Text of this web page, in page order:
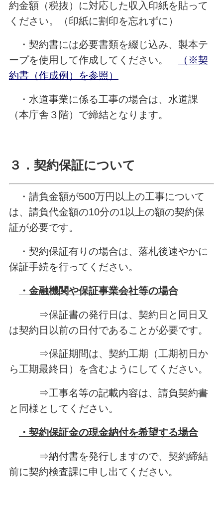
約金額（税抜）に対応した収入印紙を貼って
ください。（印紙に割印を忘れずに）
・契約書には必要書類を綴じ込み、製本テ
ープを使用して作成してください。
（※契
約書（作成例）を参照）
・水道事業に係る工事の場合は、水道課
（本庁舎３階）で締結となります。
３．契約保証について
・請負金額が500万円以上の工事について
は、請負代金額の10分の1以上の額の契約保
証が必要です。
・契約保証有りの場合は、落札後速やかに
保証手続を行ってください。
・金融機関や保証事業会社等の場合
⇒保証書の発行日は、契約日と同日又
は契約日以前の日付であることが必要です。
⇒保証期間は、契約工期（工期初日か
ら工期最終日）を含むようにしてください。
⇒工事名等の記載内容は、請負契約書
と同様としてください。
・契約保証金の現金納付を希望する場合
⇒納付書を発行しますので、契約締結
前に契約検査課に申し出てください。